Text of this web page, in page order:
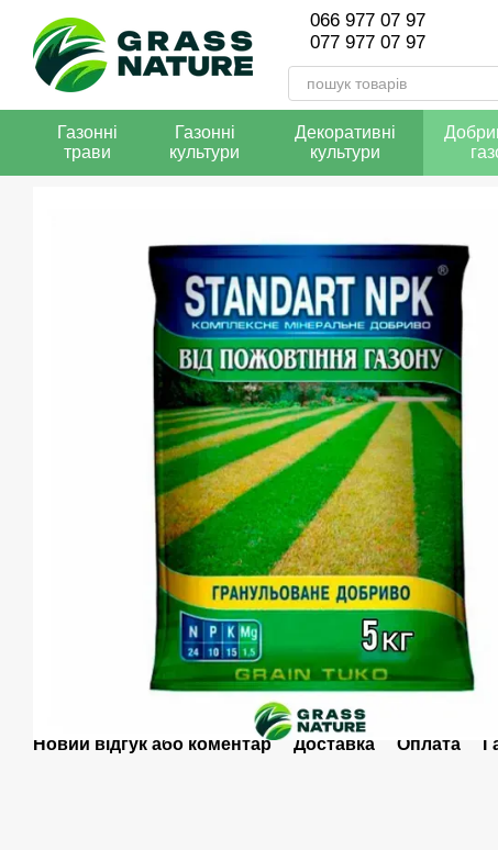
Перейти до основного контенту
066 977 07 97
077 977 07 97
Газонні
трави
Газонні
культури
Декоративні
культури
Новий відгук або коментар Доставка Оплата